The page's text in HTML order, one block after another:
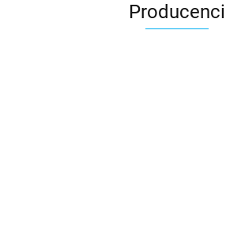
Producenci